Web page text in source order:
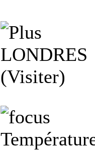
LONDRES
(Visiter)